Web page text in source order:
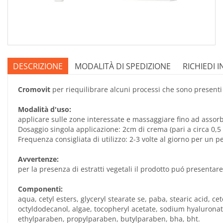
DESCRIZIONE MODALITÀ DI SPEDIZIONE RICHIEDI
Cromovit per riequilibrare alcuni processi che sono
Modalità d'uso:
applicare sulle zone interessate e massaggiare fino ad
Dosaggio singola applicazione: 2cm di crema (pari a circa
Frequenza consigliata di utilizzo: 2-3 volte al giorno per un
Avvertenze:
per la presenza di estratti vegetali il prodotto puó
Componenti:
aqua, cetyl esters, glyceryl stearate se, paba, stearic acid,
octyldodecanol, algae, tocopheryl acetate, sodium
ethylparaben, propylparaben, butylparaben, bha, bht.